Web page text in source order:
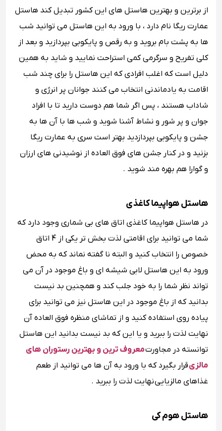
از برترین و بهترین هاستل های این کشور تبدیل کند هاستل
عمارت ریگا نام دارد ، با ورود به این هاستل می توانید شب
ها به پشت بام بروید و به رقص و پایکوبی بپردازید و بعد از
کلی تفریح و سرگرمی کمی استراحت نمایید و شاید به همین
دلیل است که اغلب افرادی که این هاستل را برای چند شب
اقامت به یادماندنی انتخاب می کنند جوانان پر انرژی و
شاداب هستند ، پس اگر شما هم دوست دارید تا با افراد
جوان و پر شور و نشاط آشنا شوید و شب ها با آن ها به
جشن و پایکوبی بپردازدید بهتر است سری به عمارت ریگا
بزنید و در کنار جشن های فوق العاده از نوشیدنی های ارزان
و گوارا هم بهره مند شوید .
هاستل هواپیما کاغذی
در هاستل هواپیما کاغذی اتاق های بی شماری وجود دارد که
شما می توانید برای اقامتی لذت بخش تر یکی از 4 اتاق
خصوص را انتخاب کنید و البته نا گفته نماند که به محض
ورود به این هاستل لابی شیشه ای و باغ موجود در آن می
تواند نظر شما را به خود جلب کند و همچنین بد نیست
بدانید که از باغ موجود در این هاستل نیز می توانید برای
پیاده روی استفاده کنید و از تماشای منظره فوق العاده آن
نهایت لذت را ببرید و یا این که بد نیست بدانید این هاستل
توانسته در مجاورتمعروف ترین و بهترین رستوران های
مالزیقرار بگیرد که با ورود به آن ها می توانید از طعم
غذاهای مالزیایی نهایت لذت را ببرید .
هاستل هوم کی